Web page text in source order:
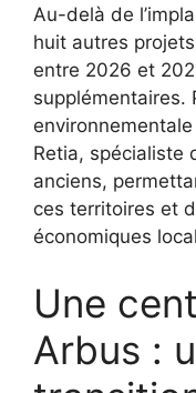
Au-delà de
huit autres
entre 2026 et
supplémentaires.
Retia, spécialiste
anciens,
ces territoires et
économiques
Une
Arbus :